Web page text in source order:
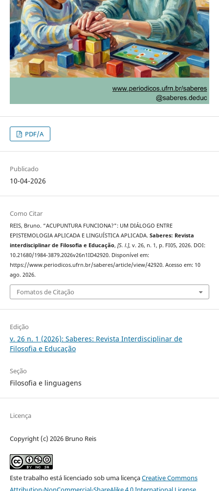
PDF/A
Publicado
10-04-2026
Como Citar
REIS, Bruno. “ACUPUNTURA FUNCIONA?": UM DIÁLOGO ENTRE
EPISTEMOLOGIA APLICADA E LINGUÍSTICA APLICADA. Saberes: Revista
interdisciplinar de Filosofia e Educação, [S. l.], v. 26, n. 1, p. FI05, 2026. DOI:
10.21680/1984-3879.2026v26n1ID42920. Disponível em:
https://www.periodicos.ufrn.br/saberes/article/view/42920. Acesso em: 10
ago. 2026.
Fomatos de Citação
Edição
v. 26 n. 1 (2026): Saberes: Revista Interdisciplinar de
Filosofia e Educação
Seção
Filosofia e linguagens
Licença
Copyright (c) 2026 Bruno Reis
Este trabalho está licenciado sob uma licençaCreative Commons